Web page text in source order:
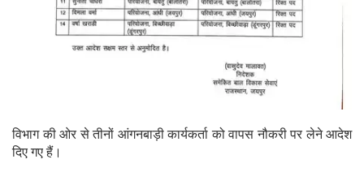
विभाग की ओर से तीनों आंगनबाड़ी कार्यकर्ता को वापस नौकरी पर लेने आदेश
दिए गए हैं।